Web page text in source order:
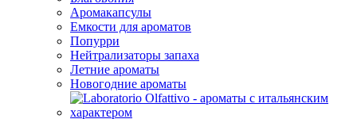
Аромакапсулы
Емкости для ароматов
Попурри
Нейтрализаторы запаха
Летние ароматы
Новогодние ароматы